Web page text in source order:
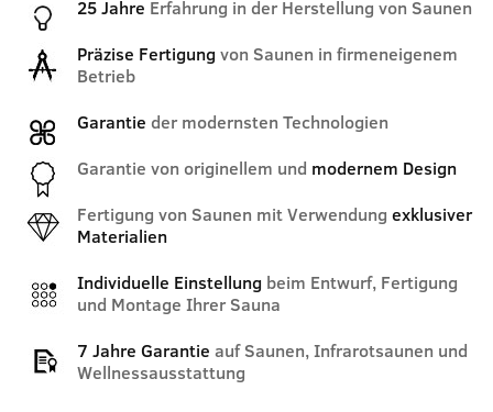
25 Jahre Erfahrung in der Herstellung von Saunen
Präzise Fertigung von Saunen in firmeneigenem
Betrieb
Garantie der modernsten Technologien
Garantie von originellem und modernem Design
Fertigung von Saunen mit Verwendung exklusiver
Materialien
Individuelle Einstellung beim Entwurf, Fertigung
und Montage Ihrer Sauna
7 Jahre Garantie auf Saunen, Infrarotsaunen und
Wellnessausstattung